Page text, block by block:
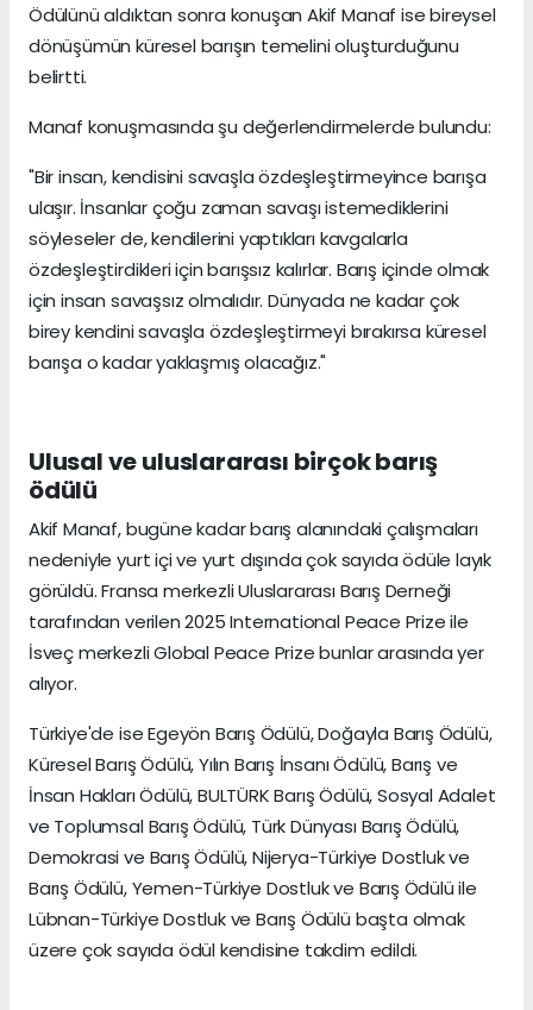
Ödülünü aldıktan sonra konuşan Akif Manaf ise bireysel
dönüşümün küresel barışın temelini oluşturduğunu
belirtti.
Manaf konuşmasında şu değerlendirmelerde bulundu:
"Bir insan, kendisini savaşla özdeşleştirmeyince barışa
ulaşır. İnsanlar çoğu zaman savaşı istemediklerini
söyleseler de, kendilerini yaptıkları kavgalarla
özdeşleştirdikleri için barışsız kalırlar. Barış içinde olmak
için insan savaşsız olmalıdır. Dünyada ne kadar çok
birey kendini savaşla özdeşleştirmeyi bırakırsa küresel
barışa o kadar yaklaşmış olacağız."
Ulusal ve uluslararası birçok barış
ödülü
Akif Manaf, bugüne kadar barış alanındaki çalışmaları
nedeniyle yurt içi ve yurt dışında çok sayıda ödüle layık
görüldü. Fransa merkezli Uluslararası Barış Derneği
tarafından verilen 2025 International Peace Prize ile
İsveç merkezli Global Peace Prize bunlar arasında yer
alıyor.
Türkiye'de ise Egeyön Barış Ödülü, Doğayla Barış Ödülü,
Küresel Barış Ödülü, Yılın Barış İnsanı Ödülü, Barış ve
İnsan Hakları Ödülü, BULTÜRK Barış Ödülü, Sosyal Adalet
ve Toplumsal Barış Ödülü, Türk Dünyası Barış Ödülü,
Demokrasi ve Barış Ödülü, Nijerya-Türkiye Dostluk ve
Barış Ödülü, Yemen-Türkiye Dostluk ve Barış Ödülü ile
Lübnan-Türkiye Dostluk ve Barış Ödülü başta olmak
üzere çok sayıda ödül kendisine takdim edildi.